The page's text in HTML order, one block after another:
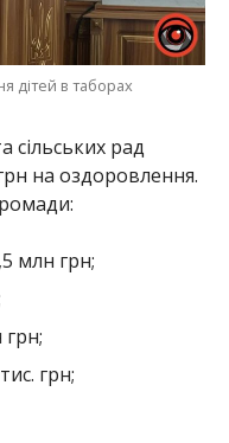
дітей в таборах
сільських рад
на оздоровлення.
млн грн;
грн;